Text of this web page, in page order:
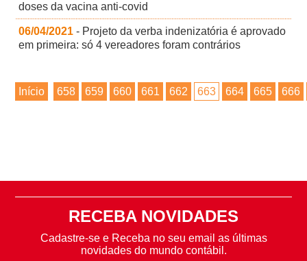
doses da vacina anti-covid
06/04/2021 - Projeto da verba indenizatória é aprovado
em primeira: só 4 vereadores foram contrários
Início 658 659 660 661 662 663 664 665 666
RECEBA NOVIDADES
Cadastre-se e Receba no seu email as últimas
novidades do mundo contábil.